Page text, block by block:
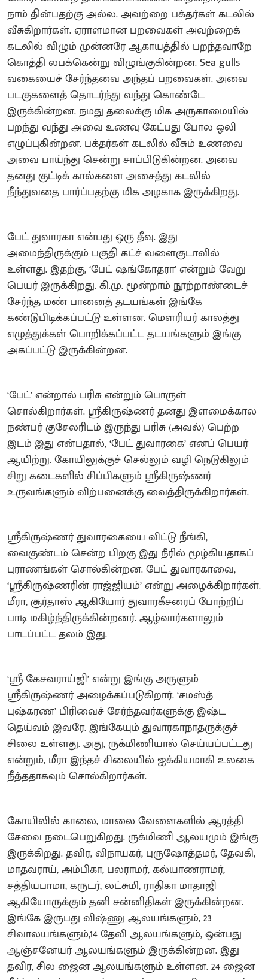
நாம் தின்பதற்கு அல்ல. அவற்றை பக்தர்கள் கடலில்
வீசுகிறார்கள். ஏராளமான பறவைகள் அவற்றைக்
கடலில் விழும் முன்னரே ஆகாயத்தில் பறந்தவாறே
கொத்தி லபக்கென்று விழுங்குகின்றன. Sea gulls
வகையைச் சேர்ந்தவை அந்தப் பறவைகள். அவை
படகுகளைத் தொடர்ந்து வந்து கொண்டே
இருக்கின்றன. நமது தலைக்கு மிக அருகாமையில்
பறந்து வந்து அவை உணவு கேட்பது போல ஒலி
எழுப்புகின்றன. பக்தர்கள் கடலில் வீசும் உணவை
அவை பாய்ந்து சென்று சாப்பிடுகின்றன. அவை
தனது குட்டிக் கால்களை அசைத்து கடலில்
நீந்துவதை பார்ப்பதற்கு மிக அழகாக இருக்கிறது.
பேட் துவாரகா என்பது ஒரு தீவு. இது
அமைந்திருக்கும் பகுதி கட்ச் வளைகுடாவில்
உள்ளது. இதற்கு, ‘பேட் ஷங்கோதரா’ என்றும் வேறு
பெயர் இருக்கிறது. கி.மு. மூன்றாம் நூற்றாண்டைச்
சேர்ந்த மண் பானைத் தடயங்கள் இங்கே
கண்டுபிடிக்கப்பட்டு உள்ளன. மௌரியர் காலத்து
எழுத்துக்கள் பொறிக்கப்பட்ட தடயங்களும் இங்கு
அகப்பட்டு இருக்கின்றன.
‘பேட்’ என்றால் பரிசு என்றும் பொருள்
சொல்கிறார்கள். ஸ்ரீகிருஷ்ணர் தனது இளமைக்கால
நண்பர் குசேலரிடம் இருந்து பரிசு (அவல்) பெற்ற
இடம் இது என்பதால், ‘பேட் துவாரகை’ எனப் பெயர்
ஆயிற்று. கோயிலுக்குச் செல்லும் வழி நெடுகிலும்
சிறு கடைகளில் சிப்பிகளும் ஸ்ரீகிருஷ்ணர்
உருவங்களும் விற்பனைக்கு வைத்திருக்கிறார்கள்.
ஸ்ரீகிருஷ்ணர் துவாரகையை விட்டு நீங்கி,
வைகுண்டம் சென்ற பிறகு இது நீரில் மூழ்கியதாகப்
புராணங்கள் சொல்கின்றன. பேட் துவாரகாவை,
‘ஸ்ரீகிருஷ்ணரின் ராஜ்ஜியம்’ என்று அழைக்கிறார்கள்.
மீரா, சூர்தாஸ் ஆகியோர் துவாரகீசரைப் போற்றிப்
பாடி மகிழ்ந்திருக்கின்றனர். ஆழ்வார்களாலும்
பாடப்பட்ட தலம் இது.
‘ஸ்ரீ கேசவராய்ஜி’ என்று இங்கு அருளும்
ஸ்ரீகிருஷ்ணர் அழைக்கப்படுகிறார். ‘சமஸ்த்
புஷ்கரண’ பிரிவைச் சேர்ந்தவர்களுக்கு இஷ்ட
தெய்வம் இவரே. இங்கேயும் துவாரகாநாதருக்குச்
சிலை உள்ளது. அது, ருக்மிணியால் செய்யப்பட்டது
என்றும், மீரா இந்தச் சிலையில் ஐக்கியமாகி உலகை
நீத்ததாகவும் சொல்கிறார்கள்.
கோயிலில் காலை, மாலை வேளைகளில் ஆரத்தி
சேவை நடைபெறுகிறது. ருக்மிணி ஆலயமும் இங்கு
இருக்கிறது. தவிர, விநாயகர், புருஷோத்தமர், தேவகி,
மாதவராய், அம்பிகா, பலராமர், கல்யாணராமர்,
சத்தியபாமா, கருடர், லட்சுமி, ராதிகா மாதாஜி
ஆகியோருக்கும் தனி சன்னிதிகள் இருக்கின்றன.
இங்கே இருபது விஷ்ணு ஆலயங்களும், 23
சிவாலயங்களும்,14 தேவி ஆலயங்களும், ஒன்பது
ஆஞ்சனேயர் ஆலயங்களும் இருக்கின்றன. இது
தவிர, சில ஜைன ஆலயங்களும் உள்ளன. 24 ஜைன